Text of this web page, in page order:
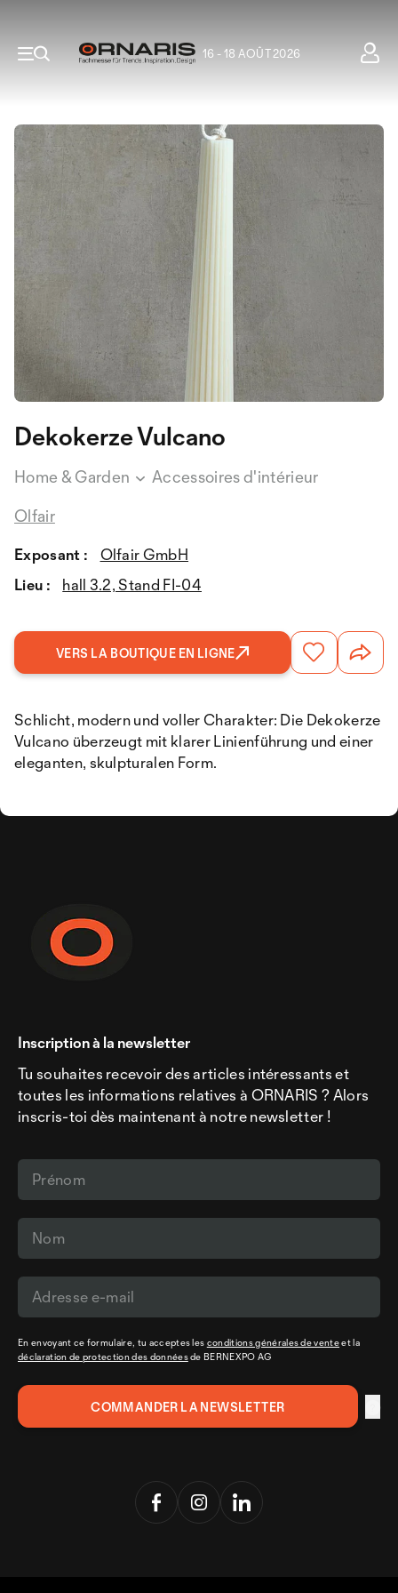
16 - 18 AOÛT 2026
Dekokerze Vulcano
Home & Garden
Accessoires d'intérieur
Olfair
Exposant :
Olfair GmbH
Lieu :
hall 3.2, Stand FI-04
VERS LA BOUTIQUE EN LIGNE
Schlicht, modern und voller Charakter: Die Dekokerze
Vulcano überzeugt mit klarer Linienführung und einer
eleganten, skulpturalen Form.
Inscription à la newsletter
Tu souhaites recevoir des articles intéressants et
toutes les informations relatives à ORNARIS ? Alors
inscris-toi dès maintenant à notre newsletter !
En envoyant ce formulaire, tu acceptes les conditions générales de venteet la
déclaration de protection des donnéesde BERNEXPO AG